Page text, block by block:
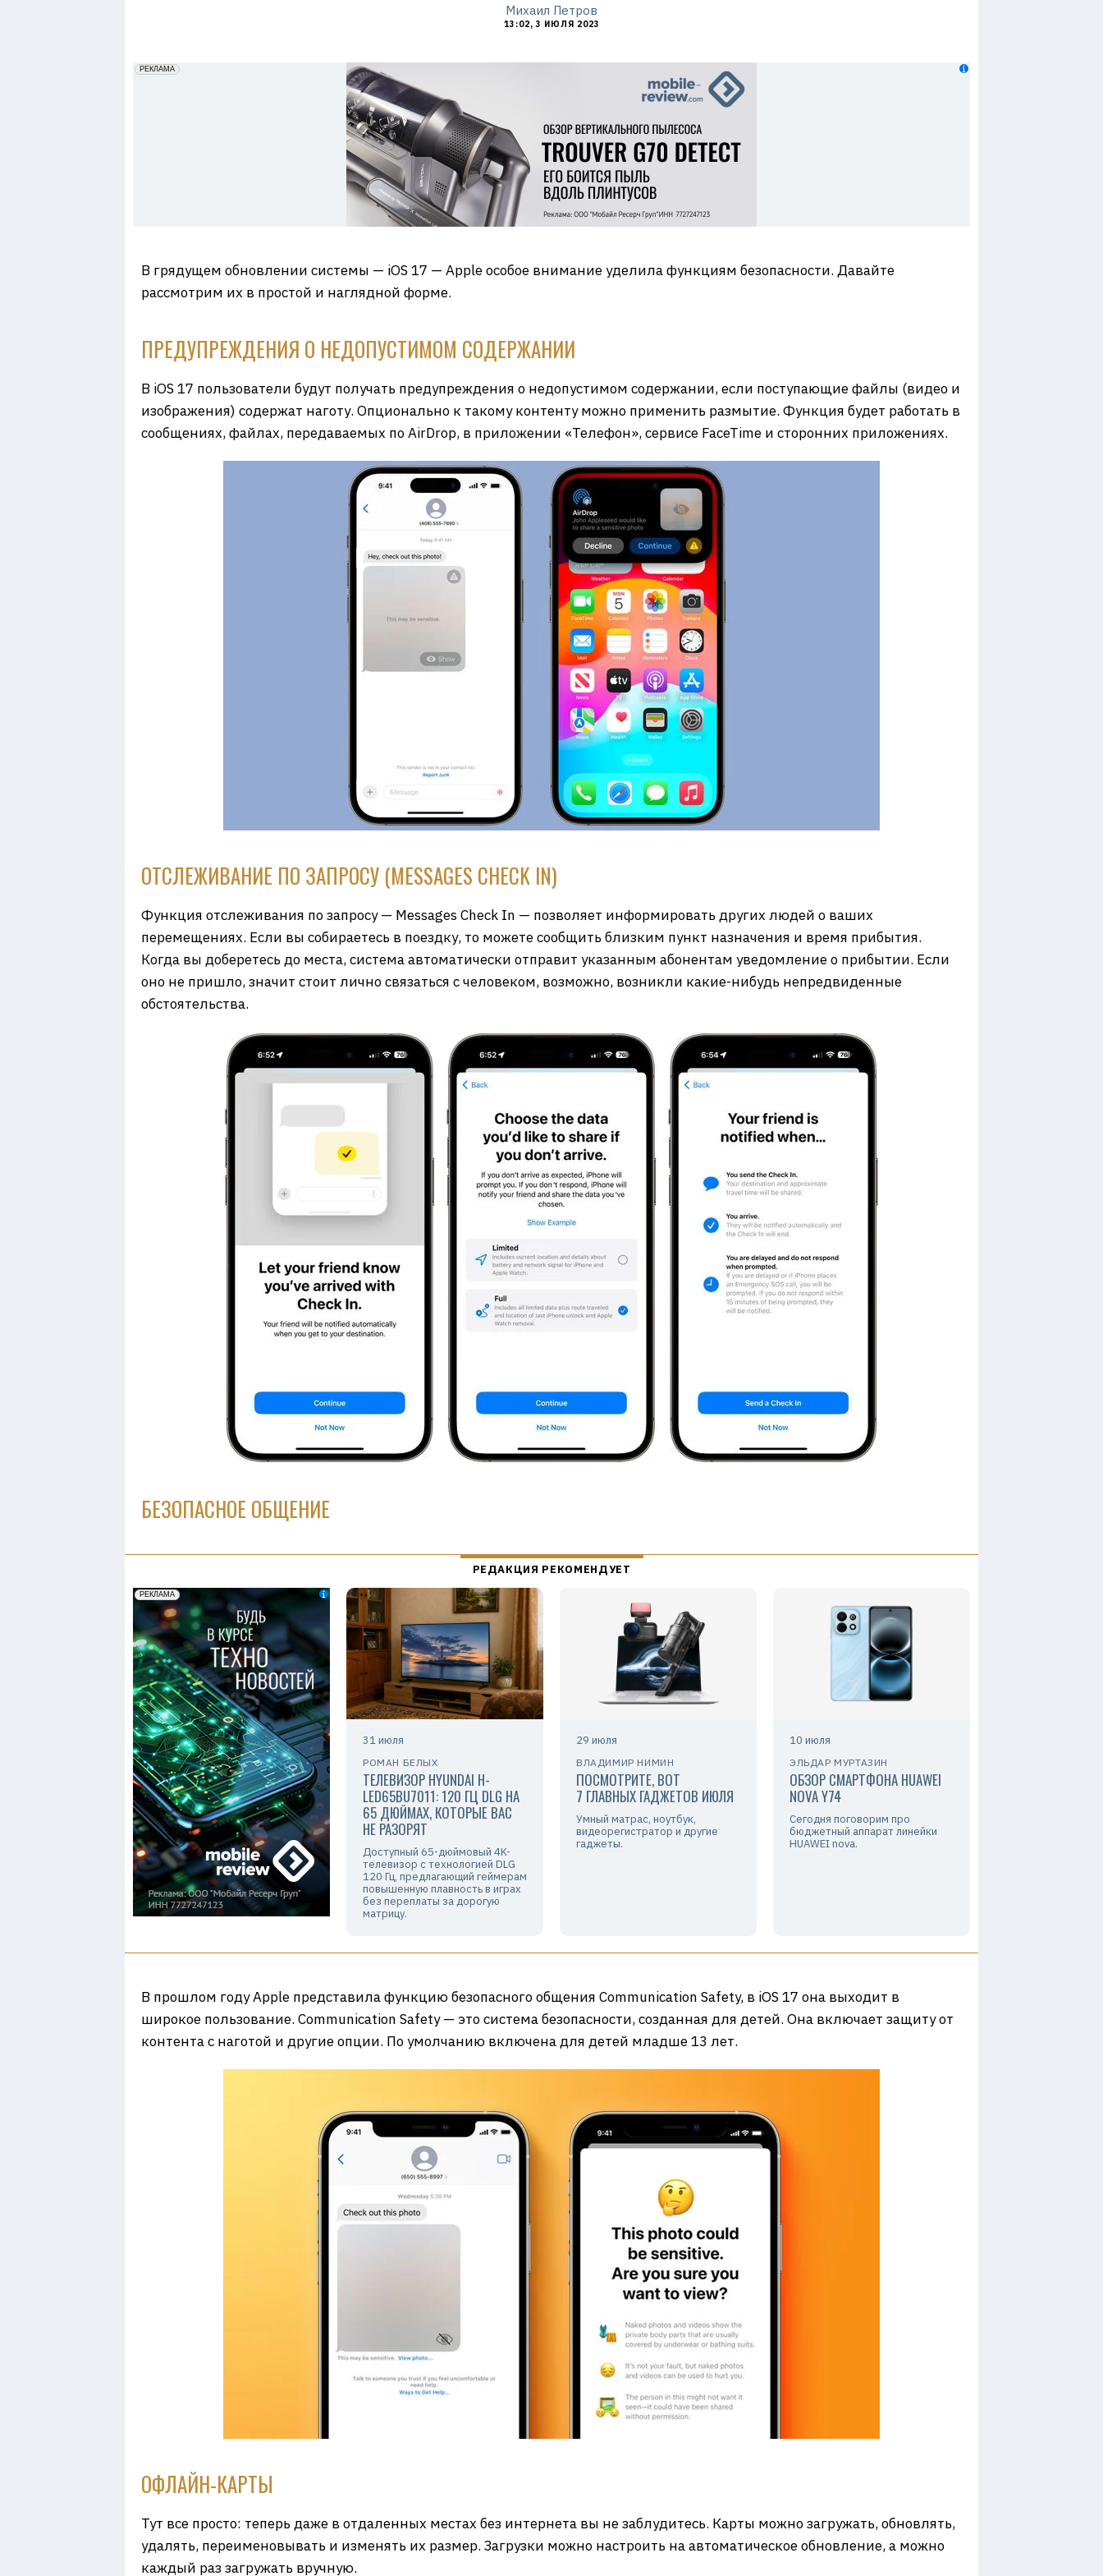
Михаил Петров
13:02, 3 ИЮЛЯ 2023
erid: 2VfnxxmNzs5
РЕКЛАМА
В грядущем обновлении системы — iOS 17 — Apple особое внимание уделила функциям безопасности. Давайте
рассмотрим их в простой и наглядной форме.
ПРЕДУПРЕЖДЕНИЯ О НЕДОПУСТИМОМ СОДЕРЖАНИИ
В iOS 17 пользователи будут получать предупреждения о недопустимом содержании, если поступающие файлы (видео и
изображения) содержат наготу. Опционально к такому контенту можно применить размытие. Функция будет работать в
сообщениях, файлах, передаваемых по AirDrop, в приложении «Телефон», сервисе FaceTime и сторонних приложениях.
ОТСЛЕЖИВАНИЕ ПО ЗАПРОСУ (MESSAGES CHECK IN)
Функция отслеживания по запросу — Messages Check In — позволяет информировать других людей о ваших
перемещениях. Если вы собираетесь в поездку, то можете сообщить близким пункт назначения и время прибытия.
Когда вы доберетесь до места, система автоматически отправит указанным абонентам уведомление о прибытии. Если
оно не пришло, значит стоит лично связаться с человеком, возможно, возникли какие-нибудь непредвиденные
обстоятельства.
БЕЗОПАСНОЕ ОБЩЕНИЕ
31 июля
РОМАН БЕЛЫХ
ТЕЛЕВИЗОР HYUNDAI H-
LED65BU7011: 120 ГЦ DLG НА
65 ДЮЙМАХ, КОТОРЫЕ ВАС
НЕ РАЗОРЯТ
Доступный 65-дюймовый 4K-
телевизор с технологией DLG
120 Гц, предлагающий геймерам
повышенную плавность в играх
без переплаты за дорогую
матрицу.
29 июля
ВЛАДИМИР НИМИН
ПОСМОТРИТЕ, ВОТ
7 ГЛАВНЫХ ГАДЖЕТОВ ИЮЛЯ
Умный матрас, ноутбук,
видеорегистратор и другие
гаджеты.
10 июля
ЭЛЬДАР МУРТАЗИН
ОБЗОР СМАРТФОНА HUAWEI
NOVA Y74
Сегодня поговорим про
бюджетный аппарат линейки
HUAWEI nova.
В прошлом году Apple представила функцию безопасного общения Communication Safety, в iOS 17 она выходит в
широкое пользование. Communication Safety — это система безопасности, созданная для детей. Она включает защиту от
контента с наготой и другие опции. По умолчанию включена для детей младше 13 лет.
ОФЛАЙН-КАРТЫ
Тут все просто: теперь даже в отдаленных местах без интернета вы не заблудитесь. Карты можно загружать, обновлять,
удалять, переименовывать и изменять их размер. Загрузки можно настроить на автоматическое обновление, а можно
каждый раз загружать вручную.